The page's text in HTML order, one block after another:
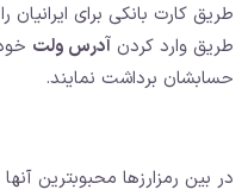
طریق کارت بانکی برای ایرانیان
طریق وارد کردن آدرس ولت
حسابشان برداشت نمایند.
در بین رمزارزها محبوبترین آنها